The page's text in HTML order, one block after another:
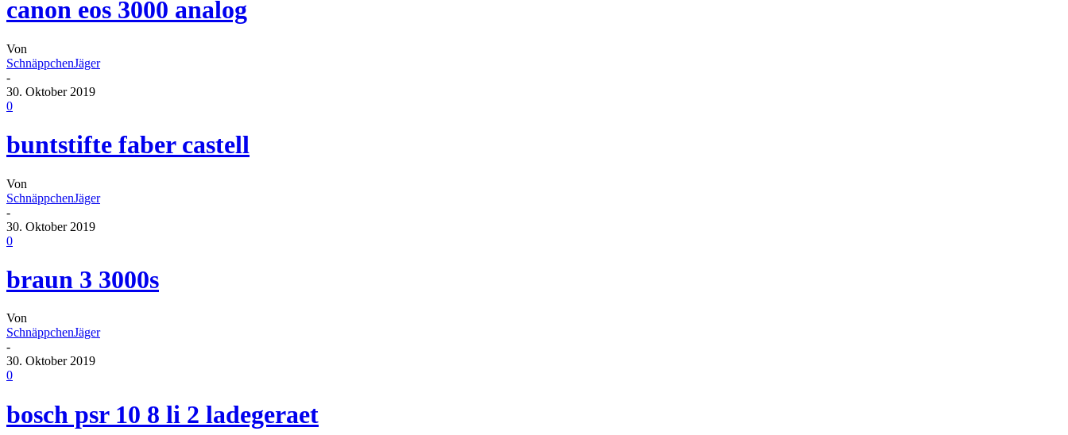
canon eos 3000 analog
Von
SchnäppchenJäger
-
30. Oktober 2019
0
buntstifte faber castell
Von
SchnäppchenJäger
-
30. Oktober 2019
0
braun 3 3000s
Von
SchnäppchenJäger
-
30. Oktober 2019
0
bosch psr 10 8 li 2 ladegeraet